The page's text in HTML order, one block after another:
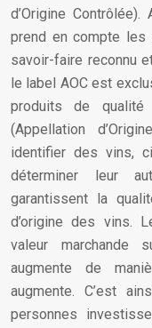
d’Origine
prend en compte les
savoir-faire reconnu
le label AOC est
produits de
(Appellation
identifier des vins,
déterminer leur
garantissent la
d’origine des vins.
valeur marchande
augmente de
augmente. C’est
personnes